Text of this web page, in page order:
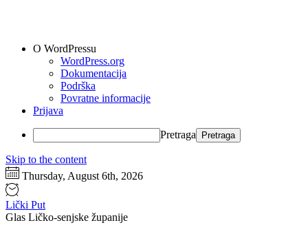
O WordPressu
WordPress.org
Dokumentacija
Podrška
Povratne informacije
Prijava
Pretraga
Skip to the content
Thursday, August 6th, 2026
Lički Put
Glas Ličko-senjske županije